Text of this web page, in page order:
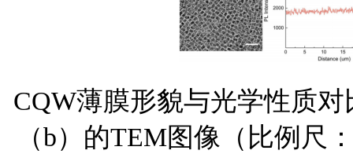
CQW薄膜形貌与光学性质
（b）的TEM图像（比例尺